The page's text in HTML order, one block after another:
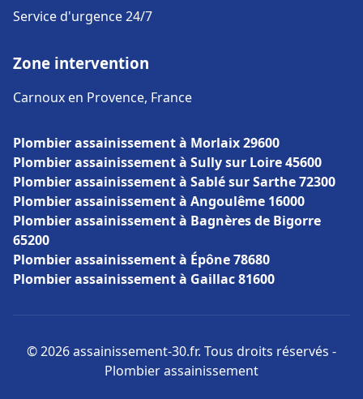
Service d'urgence 24/7
Zone intervention
Carnoux en Provence, France
Plombier assainissement à Morlaix 29600
Plombier assainissement à Sully sur Loire 45600
Plombier assainissement à Sablé sur Sarthe 72300
Plombier assainissement à Angoulême 16000
Plombier assainissement à Bagnères de Bigorre
65200
Plombier assainissement à Épône 78680
Plombier assainissement à Gaillac 81600
© 2026 assainissement-30.fr. Tous droits réservés -
Plombier assainissement